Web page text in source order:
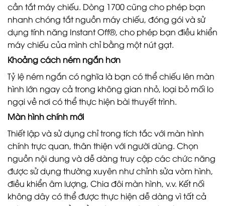
cần tắt máy chiếu. Dòng 1700 cũng cho phép bạn
nhanh chóng tắt nguồn máy chiếu, đóng gói và sử
dụng tính năng Instant Off®, cho phép bạn điều khiển
máy chiếu của mình chỉ bằng một nút gạt.
Khoảng cách ném ngắn hơn
Tỷ lệ ném ngắn có nghĩa là bạn có thể chiếu lên màn
hình lớn ngay cả trong không gian nhỏ, loại bỏ mối lo
ngại về nơi có thể thực hiện bài thuyết trình.
Màn hình chính mới
Thiết lập và sử dụng chỉ trong tích tắc với màn hình
chính trực quan, thân thiện với người dùng. Chọn
nguồn nội dung và dễ dàng truy cập các chức năng
được sử dụng thường xuyên như chỉnh sửa vòm hình,
điều khiển âm lượng, Chia đôi màn hình, v.v. Kết nối
không dây có thể được thực hiện dễ dàng vì tất cả